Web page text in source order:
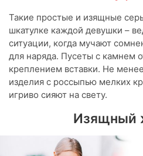
Такие простые и изящные
шкатулке каждой девушки –
ситуации, когда мучают
для наряда. Пусеты с камнем
креплением вставки. Не
изделия с россыпью мелких
игриво сияют на свету.
Изящный